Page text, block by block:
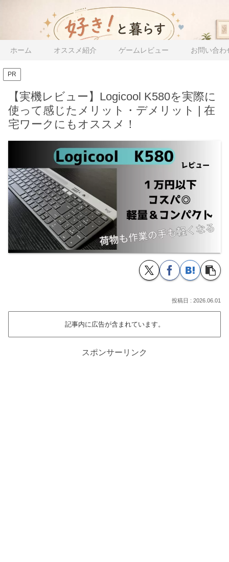
ホーム オススメ紹介 ゲームレビュー お問い合わ
PR
【実機レビュー】Logicool K580を実際に
使って感じたメリット・デメリット | 在
宅ワークにもオススメ！
2026.06.01
記事内に広告が含まれています。
スポンサーリンク